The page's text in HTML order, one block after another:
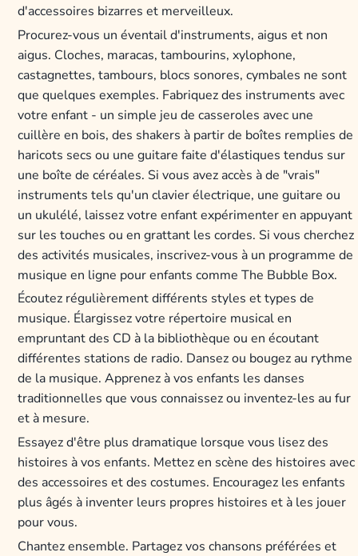
d'accessoires bizarres et merveilleux.
Procurez-vous un éventail d'instruments, aigus et non
aigus. Cloches, maracas, tambourins, xylophone,
castagnettes, tambours, blocs sonores, cymbales ne sont
que quelques exemples. Fabriquez des instruments avec
votre enfant - un simple jeu de casseroles avec une
cuillère en bois, des shakers à partir de boîtes remplies de
haricots secs ou une guitare faite d'élastiques tendus sur
une boîte de céréales. Si vous avez accès à de "vrais"
instruments tels qu'un clavier électrique, une guitare ou
un ukulélé, laissez votre enfant expérimenter en appuyant
sur les touches ou en grattant les cordes. Si vous cherchez
des activités musicales, inscrivez-vous à un programme de
musique en ligne pour enfants comme The Bubble Box.
Écoutez régulièrement différents styles et types de
musique. Élargissez votre répertoire musical en
empruntant des CD à la bibliothèque ou en écoutant
différentes stations de radio. Dansez ou bougez au rythme
de la musique. Apprenez à vos enfants les danses
traditionnelles que vous connaissez ou inventez-les au fur
et à mesure.
Essayez d'être plus dramatique lorsque vous lisez des
histoires à vos enfants. Mettez en scène des histoires avec
des accessoires et des costumes. Encouragez les enfants
plus âgés à inventer leurs propres histoires et à les jouer
pour vous.
Chantez ensemble. Partagez vos chansons préférées et